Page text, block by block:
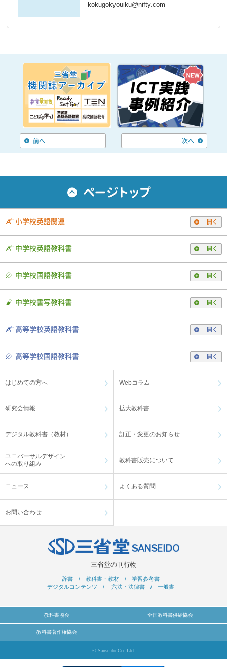
kokugokyouiku@nifty.com
前へ 次へ
小学校英語関連 開く
中学校英語教科書 開く
中学校国語教科書 開く
中学校書写教科書 開く
高等学校英語教科書 開く
高等学校国語教科書 開く
はじめての方へ Webコラム
研究会情報 拡大教科書
デジタル教科書（教材） 訂正・変更のお知らせ
ユニバーサルデザイン
への取り組み
教科書販売について
ニュース よくある質問
お問い合わせ
三省堂の刊行物
辞書 / 教科書・教材 / 学習参考書
デジタルコンテンツ / 六法・法律書 / 一般書
教科書協会 全国教科書供給協会
教科書著作権協会
© Sanseido Co.,Ltd.